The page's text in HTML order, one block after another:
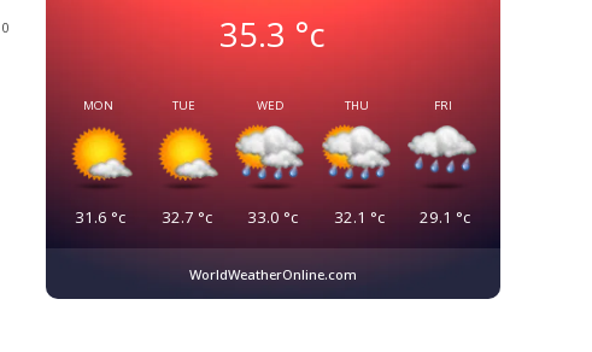
0 35.3 °c
MON
31.6 °c
TUE
32.7 °c
WED
33.0 °c
THU
32.1 °c
FRI
29.1 °c
WorldWeatherOnline.com